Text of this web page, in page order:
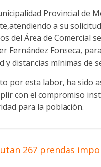
Provincial de
a su
del Área de Comercial
Fernández Fonseca,
y distancias mínimas de
por esta labor, ha sido
con el compromiso
para la población.
267 prendas